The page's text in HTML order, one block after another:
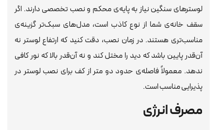
لوسترهای سنگین نیاز به پایه‌ی محکم و نصب تخصصی دارند. اگر
سقف خانه‌ی شما از نوع کاذب است، مدل‌های سبک‌تر گزینه‌ی
مناسب‌تری هستند. در زمان نصب، دقت کنید که ارتفاع لوستر نه
آن‌قدر پایین باشد که دید را مختل کند و نه آن‌قدر بالا که نور کافی
ندهد. معمولاً فاصله‌ی حدود دو متر از کف برای نصب لوستر در
پذیرایی مناسب است.
مصرف انرژی